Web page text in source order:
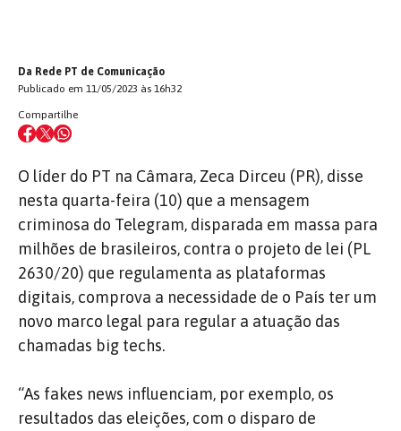
Da Rede PT de Comunicação
Publicado em 11/05/2023 às 16h32
Compartilhe
O líder do PT na Câmara, Zeca Dirceu (PR), disse
nesta quarta-feira (10) que a mensagem
criminosa do Telegram, disparada em massa para
milhões de brasileiros, contra o projeto de lei (PL
2630/20) que regulamenta as plataformas
digitais, comprova a necessidade de o País ter um
novo marco legal para regular a atuação das
chamadas big techs.
“As fakes news influenciam, por exemplo, os
resultados das eleições, com o disparo de